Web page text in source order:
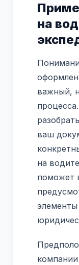
на
важный,
ваш
на
поможет